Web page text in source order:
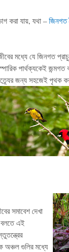
করাযায়, যথা–জিনগত
মধ্যেযেজিনগত
পার্থক্যকেইজন্মগত
জন্যসহজেইপৃথক
সমাবেশদেখা
বলতেএই
অঞ্চলগুলিরমধ্যে